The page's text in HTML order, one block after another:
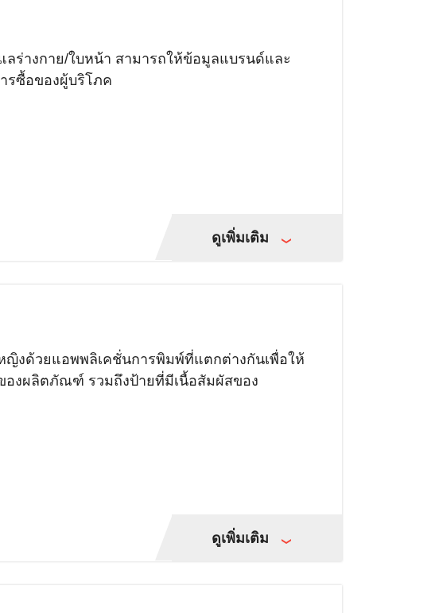
ร่างกาย/ใบหน้า สามารถให้ข้อมูลแบรนด์และ
รซื้อของผู้บริโภค
ดูเพิ่มเติม
งด้วยแอพพลิเคชั่นการพิมพ์ที่แตกต่างกันเพื่อให้
งผลิตภัณฑ์ รวมถึงป้ายที่มีเนื้อสัมผัสของ
ดูเพิ่มเติม